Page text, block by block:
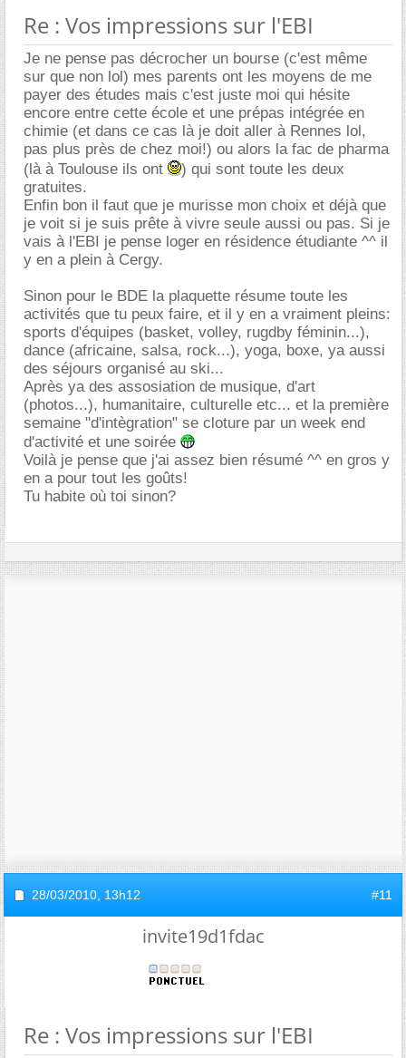
Re : Vos impressions sur l'EBI
Je ne pense pas décrocher un bourse (c'est même
sur que non lol) mes parents ont les moyens de me
payer des études mais c'est juste moi qui hésite
encore entre cette école et une prépas intégrée en
chimie (et dans ce cas là je doit aller à Rennes lol,
pas plus près de chez moi!) ou alors la fac de pharma
(là à Toulouse ils ont
) qui sont toute les deux
gratuites.
Enfin bon il faut que je murisse mon choix et déjà que
je voit si je suis prête à vivre seule aussi ou pas. Si je
vais à l'EBI je pense loger en résidence étudiante ^^ il
y en a plein à Cergy.
Sinon pour le BDE la plaquette résume toute les
activités que tu peux faire, et il y en a vraiment pleins:
sports d'équipes (basket, volley, rugdby féminin...),
dance (africaine, salsa, rock...), yoga, boxe, ya aussi
des séjours organisé au ski...
Après ya des assosiation de musique, d'art
(photos...), humanitaire, culturelle etc... et la première
semaine "d'intègration" se cloture par un week end
d'activité et une soirée
Voilà je pense que j'ai assez bien résumé ^^ en gros y
en a pour tout les goûts!
Tu habite où toi sinon?
28/03/2010, 13h12 #11
invite19d1fdac
Re : Vos impressions sur l'EBI